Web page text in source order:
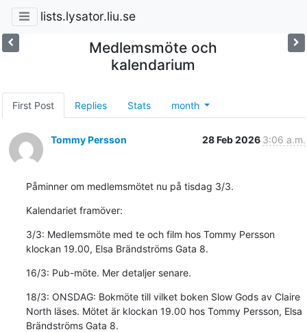
lists.lysator.liu.se
Medlemsmöte och
kalendarium
First Post Replies Stats month
Tommy Persson 28 Feb 2026 3:06 a.m.
Påminner om medlemsmötet nu på tisdag 3/3.
Kalendariet framöver:
3/3: Medlemsmöte med te och film hos Tommy Persson
klockan 19.00, Elsa Brändströms Gata 8.
16/3: Pub-möte. Mer detaljer senare.
18/3: ONSDAG: Bokmöte till vilket boken Slow Gods av Claire
North läses. Mötet är klockan 19.00 hos Tommy Persson, Elsa
Brändströms Gata 8.